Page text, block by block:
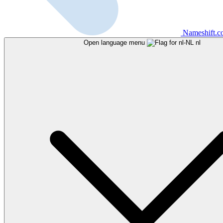
Open language menu nl